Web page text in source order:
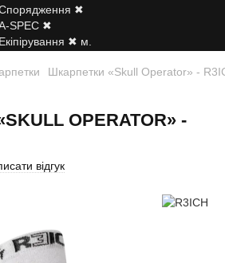
Шкарпетки «Skull Operator» -
OPERATOR» -
відгук